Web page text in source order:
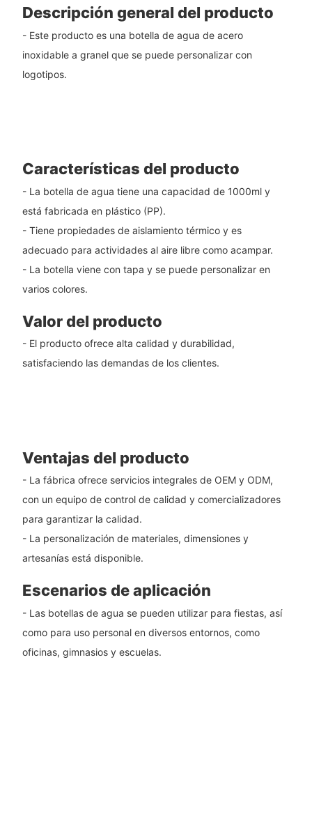
Descripción general del producto
- Este producto es una botella de agua de acero
inoxidable a granel que se puede personalizar con
logotipos.
Características del producto
- La botella de agua tiene una capacidad de 1000ml y
está fabricada en plástico (PP).
- Tiene propiedades de aislamiento térmico y es
adecuado para actividades al aire libre como acampar.
- La botella viene con tapa y se puede personalizar en
varios colores.
Valor del producto
- El producto ofrece alta calidad y durabilidad,
satisfaciendo las demandas de los clientes.
Ventajas del producto
- La fábrica ofrece servicios integrales de OEM y ODM,
con un equipo de control de calidad y comercializadores
para garantizar la calidad.
- La personalización de materiales, dimensiones y
artesanías está disponible.
Escenarios de aplicación
- Las botellas de agua se pueden utilizar para fiestas, así
como para uso personal en diversos entornos, como
oficinas, gimnasios y escuelas.